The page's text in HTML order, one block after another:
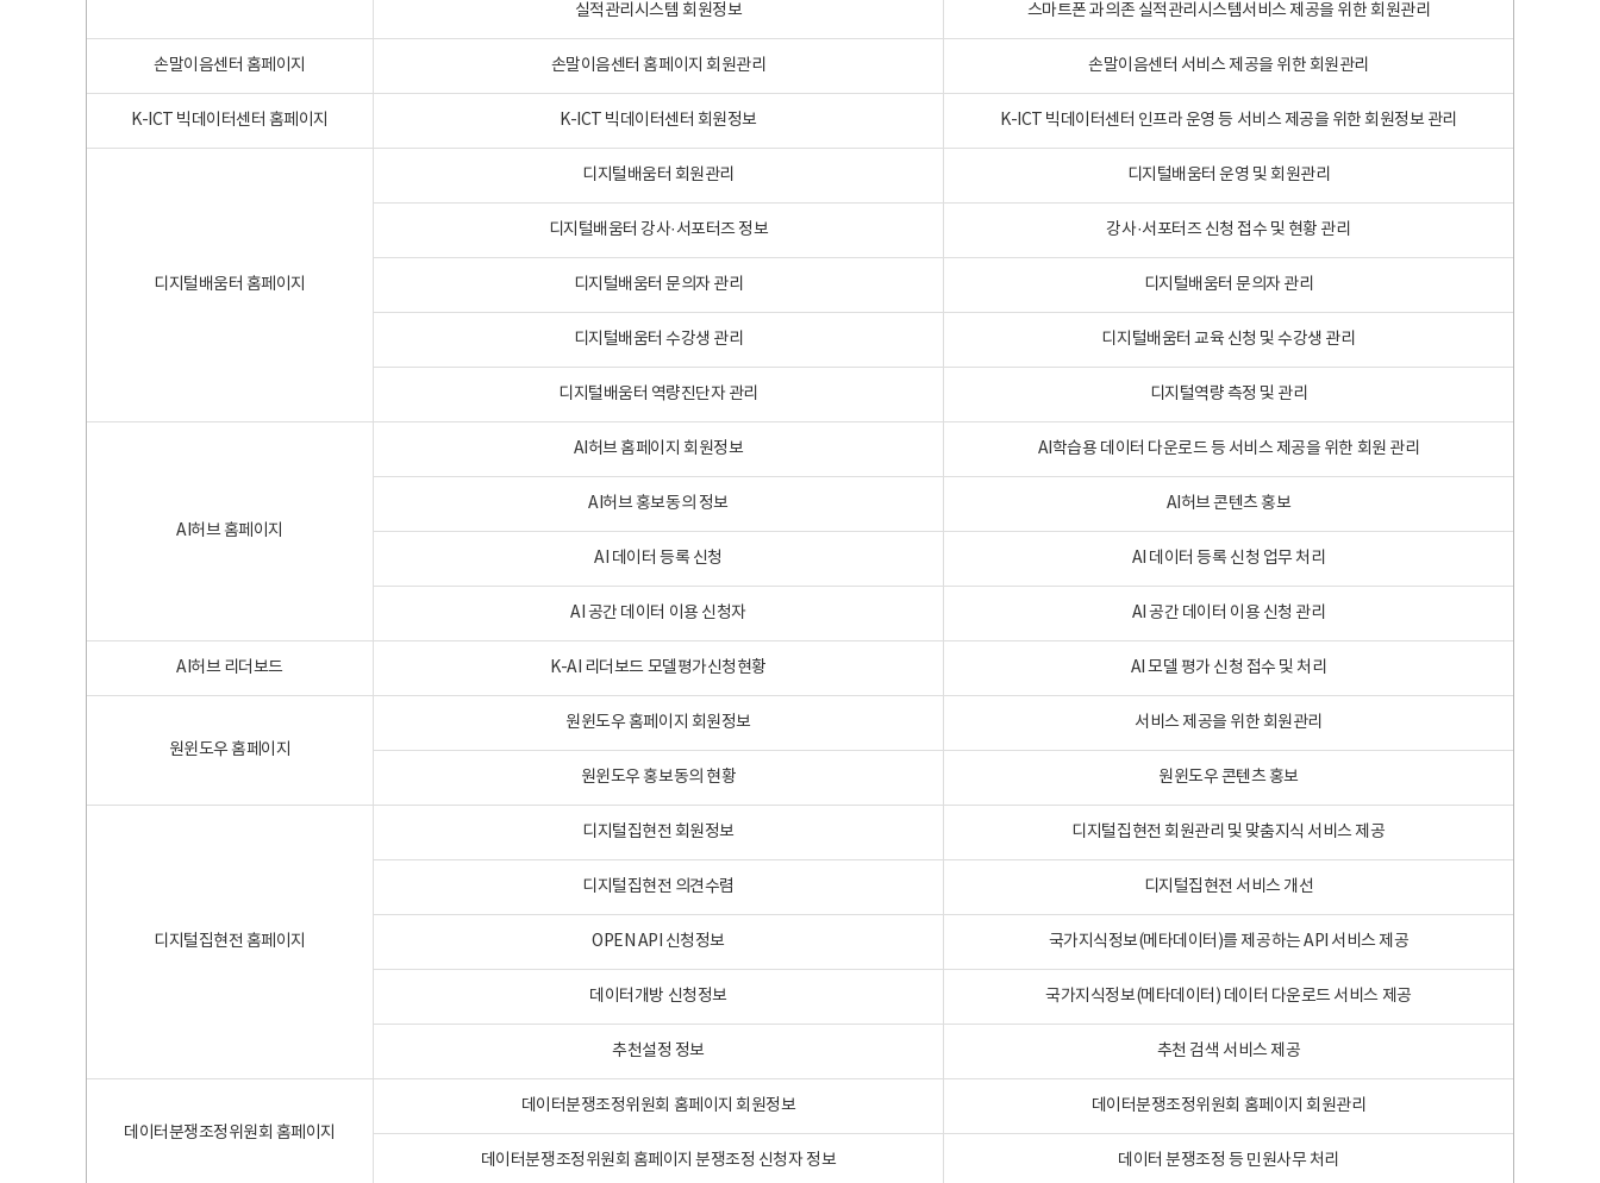
실적관리시스템 회원정보 스마트폰 과의존 실적관리시스템서비스 제공을 위한 회원관리
손말이음센터 홈페이지 손말이음센터 홈페이지 회원관리 손말이음센터 서비스 제공을 위한 회원관리
K-ICT 빅데이터센터 홈페이지 K-ICT 빅데이터센터 회원정보 K-ICT 빅데이터센터 인프라 운영 등 서비스 제공을 위한 회원정보 관리
디지털배움터 홈페이지
디지털배움터 회원관리 디지털배움터 운영 및 회원관리
디지털배움터 강사·서포터즈 정보 강사·서포터즈 신청 접수 및 현황 관리
디지털배움터 문의자 관리 디지털배움터 문의자 관리
디지털배움터 수강생 관리 디지털배움터 교육 신청 및 수강생 관리
디지털배움터 역량진단자 관리 디지털역량 측정 및 관리
AI허브 홈페이지
AI허브 홈페이지 회원정보 AI학습용 데이터 다운로드 등 서비스 제공을 위한 회원 관리
AI허브 홍보동의 정보 AI허브 콘텐츠 홍보
AI 데이터 등록 신청 AI 데이터 등록 신청 업무 처리
AI 공간 데이터 이용 신청자 AI 공간 데이터 이용 신청 관리
AI허브 리더보드 K-AI 리더보드 모델평가신청현황 AI 모델 평가 신청 접수 및 처리
원윈도우 홈페이지
원윈도우 홈페이지 회원정보 서비스 제공을 위한 회원관리
원윈도우 홍보동의 현황 원윈도우 콘텐츠 홍보
디지털집현전 홈페이지
디지털집현전 회원정보 디지털집현전 회원관리 및 맞춤지식 서비스 제공
디지털집현전 의견수렴 디지털집현전 서비스 개선
OPEN API 신청정보 국가지식정보(메타데이터)를 제공하는 API 서비스 제공
데이터개방 신청정보 국가지식정보(메타데이터) 데이터 다운로드 서비스 제공
추천설정 정보 추천 검색 서비스 제공
데이터분쟁조정위원회 홈페이지
데이터분쟁조정위원회 홈페이지 회원정보 데이터분쟁조정위원회 홈페이지 회원관리
데이터분쟁조정위원회 홈페이지 분쟁조정 신청자 정보 데이터 분쟁조정 등 민원사무 처리